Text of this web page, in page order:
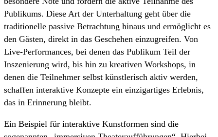
Publikums. Diese Art der Unterhaltung geht über die
traditionelle passive Betrachtung hinaus und ermöglicht es
den Gästen, direkt in das Geschehen einzugreifen. Von
Live-Performances, bei denen das Publikum Teil der
Inszenierung wird, bis hin zu kreativen Workshops, in
denen die Teilnehmer selbst künstlerisch aktiv werden,
schaffen interaktive Konzepte ein einzigartiges Erlebnis,
das in Erinnerung bleibt.
Ein Beispiel für interaktive Kunstformen sind die